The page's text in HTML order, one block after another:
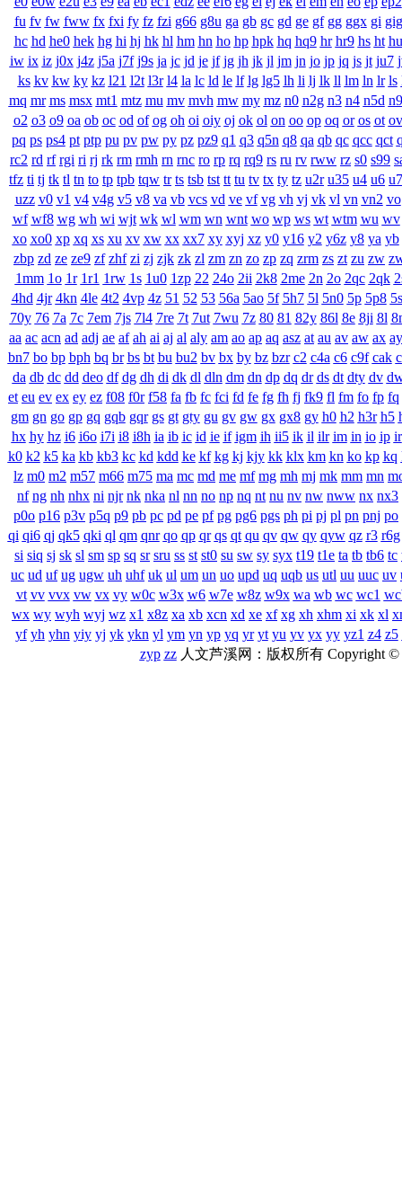
fu fv fw fww fx fxi fy fz fzi g66 g8u ga gb gc gd ge gf gg ggx gi gig
hc hd he0 hek hg hi hj hk hl hm hn ho hp hpk hq hq9 hr hr9 hs ht hu
iw ix iz j0x j4z j5a j7f j9s ja jc jd je jf jg jh jk jl jm jn jo jp jq js jt ju7
ks kv kw ky kz l21 l2t l3r l4 la lc ld le lf lg lg5 lh li lj lk ll lm ln lr ls
mq mr ms msx mt1 mtz mu mv mvh mw my mz n0 n2g n3 n4 n5d
o2 o3 o9 oa ob oc od of og oh oi oiy oj ok ol on oo op oq or os ot
pq ps ps4 pt ptp pu pv pw py pz pz9 q1 q3 q5n q8 qa qb qc qcc qct
rc2 rd rf rgi ri rj rk rm rmh rn rnc ro rp rq rq9 rs ru rv rww rz s0 s99
tfz ti tj tk tl tn to tp tpb tqw tr ts tsb tst tt tu tv tx ty tz u2r u35 u4 u6 u7
uzz v0 v1 v4 v4g v5 v8 va vb vcs vd ve vf vg vh vj vk vl vn vn2 vo
wf wf8 wg wh wi wjt wk wl wm wn wnt wo wp ws wt wtm wu wv
xo xo0 xp xq xs xu xv xw xx xx7 xy xyj xz y0 y16 y2 y6z y8 ya yb
zbp zd ze ze9 zf zhf zi zj zjk zk zl zm zn zo zp zq zrm zs zt zu zw
1mm 1o 1r 1r1 1rw 1s 1u0 1zp 22 24o 2ii 2k8 2me 2n 2o 2qc 2qk
4hd 4jr 4kn 4le 4t2 4vp 4z 51 52 53 56a 5ao 5f 5h7 5l 5n0 5p 5p8 5s
70y 76 7a 7c 7em 7js 7l4 7re 7t 7ut 7wu 7z 80 81 82y 86l 8e 8ji 8l
aa ac acn ad adj ae af ah ai aj al aly am ao ap aq asz at au av aw ax ay
bn7 bo bp bph bq br bs bt bu bu2 bv bx by bz bzr c2 c4a c6 c9f cak
da db dc dd deo df dg dh di dk dl dln dm dn dp dq dr ds dt dty dv
et eu ev ex ey ez f08 f0r f58 fa fb fc fci fd fe fg fh fj fk9 fl fm fo fp fq
gm gn go gp gq gqb gqr gs gt gty gu gv gw gx gx8 gy h0 h2 h3r h5
hx hy hz i6 i6o i7i i8 i8h ia ib ic id ie if igm ih ii5 ik il ilr im in io ip ir
k0 k2 k5 ka kb kb3 kc kd kdd ke kf kg kj kjy kk klx km kn ko kp kq
lz m0 m2 m57 m66 m75 ma mc md me mf mg mh mj mk mm mn
nf ng nh nhx ni njr nk nka nl nn no np nq nt nu nv nw nww nx nx3
p0o p16 p3v p5q p9 pb pc pd pe pf pg pg6 pgs ph pi pj pl pn pnj po
qi qi6 qj qk5 qki ql qm qnr qo qp qr qs qt qu qv qw qy qyw qz r3 r6g
si siq sj sk sl sm sp sq sr sru ss st st0 su sw sy syx t19 t1e ta tb tb6 tc
uc ud uf ug ugw uh uhf uk ul um un uo upd uq uqb us utl uu uuc uv
vt vv vvx vw vx vy w0c w3x w6 w7e w8z w9x wa wb wc wc1
wx wy wyh wyj wz x1 x8z xa xb xcn xd xe xf xg xh xhm xi xk xl
yf yh yhn yiy yj yk ykn yl ym yn yp yq yr yt yu yv yx yy yz1 z4 z5
zyp zz人文芦溪网：版权所有 Copyright ©